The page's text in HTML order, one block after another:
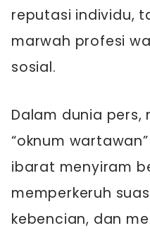
reputasi individu,
marwah profesi
sosial.
Dalam dunia pers,
“oknum
ibarat menyiram
memperkeruh
kebencian, dan